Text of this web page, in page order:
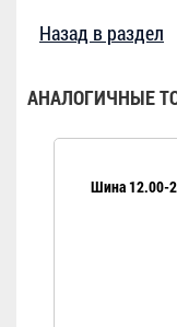
Назад в раздел
АНАЛОГИЧНЫЕ
Шина 12.00-